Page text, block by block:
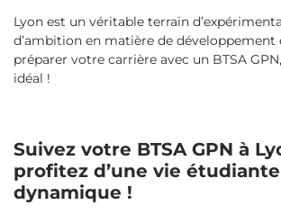
Lyon est un véritable terrain
d’ambition en matière de développement
préparer votre carrière avec un BTSA
idéal !
Suivez votre BTSA GPN à
profitez d’une vie étudiante
dynamique !